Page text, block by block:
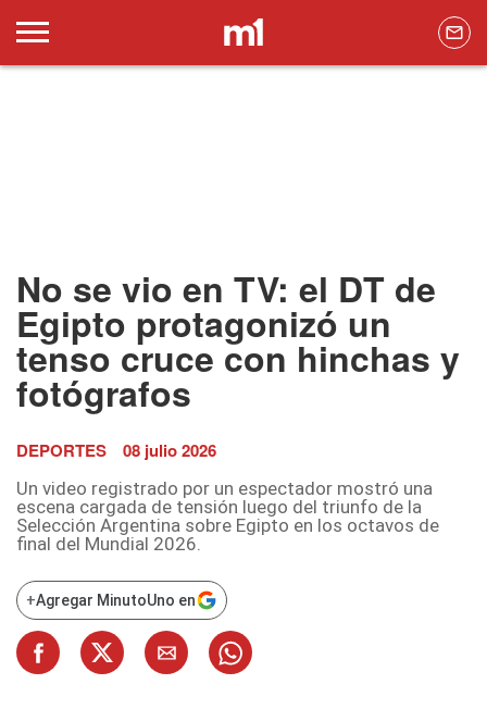
No se vio en TV: el DT de
Egipto protagonizó un
tenso cruce con hinchas y
fotógrafos
DEPORTES 08 julio 2026
Un video registrado por un espectador mostró una
escena cargada de tensión luego del triunfo de la
Selección Argentina sobre Egipto en los octavos de
final del Mundial 2026.
+Agregar MinutoUno en